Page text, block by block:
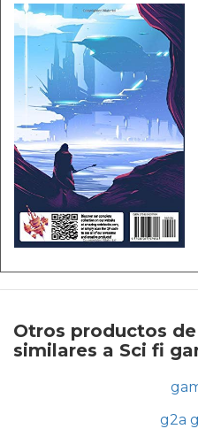
Otros productos
similares a Sci fi
g2a